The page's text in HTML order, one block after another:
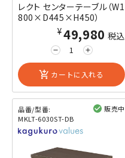
レクト センターテーブル（W1
800×D445×H450）
remove add
¥49,980 税込
add_shopping_cart カートに入れる
品番/型番:
MKLT-6030ST-DB
販売中